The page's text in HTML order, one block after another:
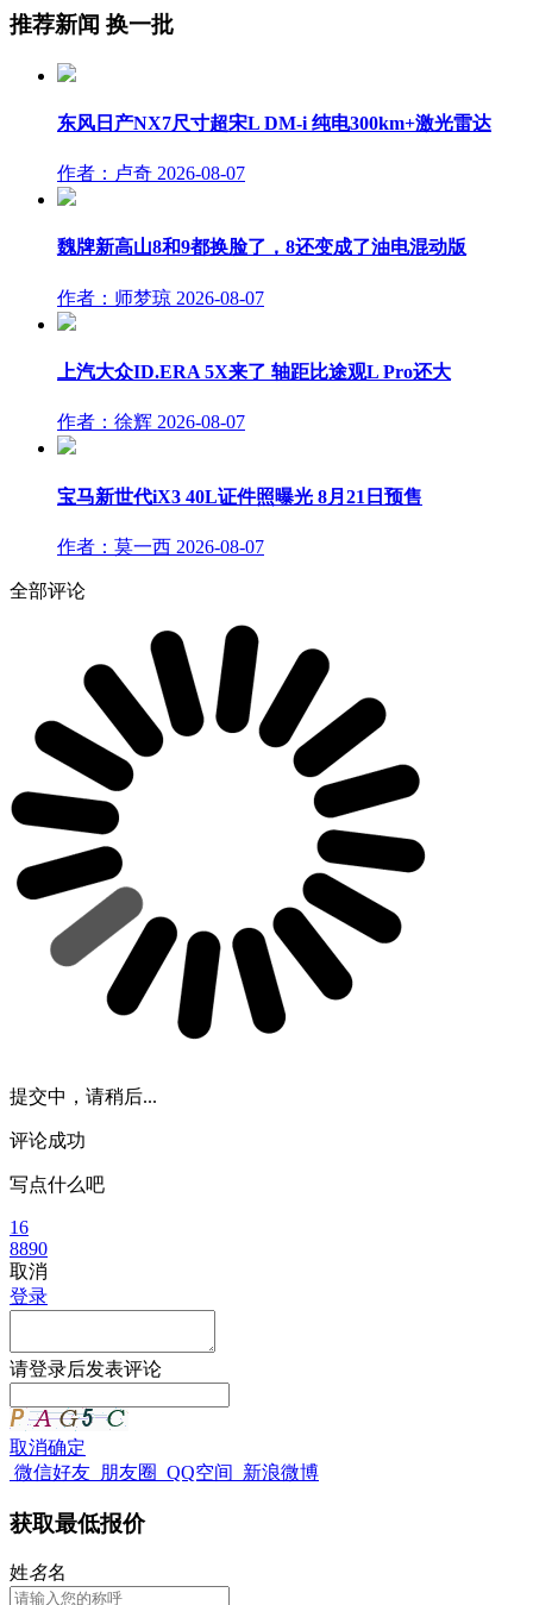
推荐新闻 换一批
东风日产NX7尺寸超宋L DM-i 纯电300km+激光雷达
作者：卢奇 2026-08-07
魏牌新高山8和9都换脸了，8还变成了油电混动版
作者：师梦琼 2026-08-07
上汽大众ID.ERA 5X来了 轴距比途观L Pro还大
作者：徐辉 2026-08-07
宝马新世代iX3 40L证件照曝光 8月21日预售
作者：莫一西 2026-08-07
全部评论
提交中，请稍后...
评论成功
写点什么吧
16
8890
取消
登录
请登录后发表评论
取消确定
微信好友 朋友圈 QQ空间 新浪微博
获取最低报价
姓名名